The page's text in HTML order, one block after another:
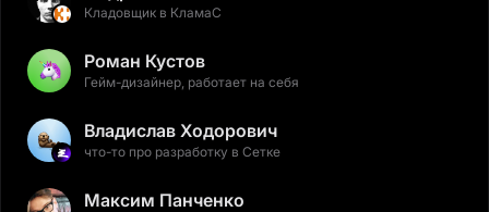
Кладовщик в КламаС
Роман Кустов
Гейм-дизайнер, работает на себя
Владислав Ходорович
что-то про разработку в Сетке
Максим Панченко